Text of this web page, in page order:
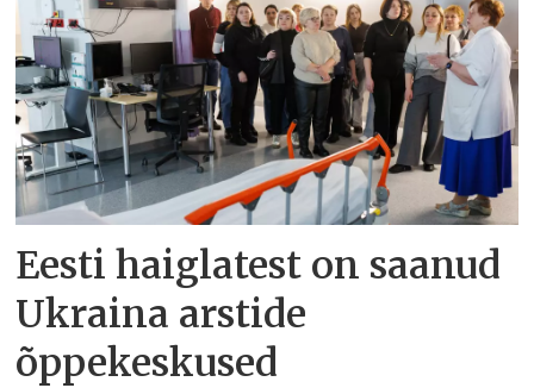
Eesti haiglatest on saanud
Ukraina arstide
õppekeskused